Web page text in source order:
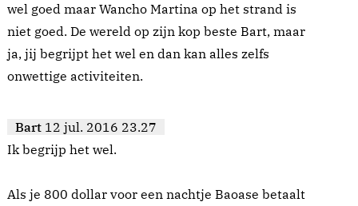
wel goed maar Wancho Martina op het strand is
niet goed. De wereld op zijn kop beste Bart, maar
ja, jij begrijpt het wel en dan kan alles zelfs
onwettige activiteiten.
Bart 12 jul. 2016 23.27
Ik begrijp het wel.
Als je 800 dollar voor een nachtje Baoase betaalt